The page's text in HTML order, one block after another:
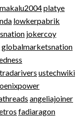
makalu2004platye
lowkerpabrik
jokercoy
globalmarketsnation
ustechwiki
angeliajoiner
fadiaragon